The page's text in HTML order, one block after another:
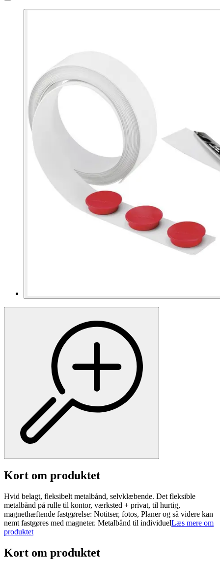
Kort om produktet
Hvid belagt, fleksibelt metalbånd, selvklæbende. Det fleksible
metalbånd på rulle til kontor, værksted + privat, til hurtig,
magnethæftende fastgørelse: Notitser, fotos, Planer og så videre kan
nemt fastgøres med magneter. Metalbånd til individuelLæs mere om
produktet
Kort om produktet